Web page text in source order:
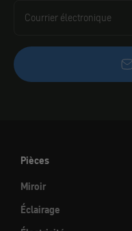
Courrier électronique
Pièces
Miroir
Éclairage